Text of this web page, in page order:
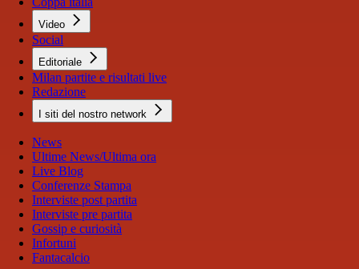
Video
Social
Editoriale
Milan partite e risultati live
Redazione
I siti del nostro network
News
Ultime News/Ultima ora
Live Blog
Conferenze Stampa
Interviste post partita
Interviste pre partita
Gossip e curiosità
Infortuni
Fantacalcio